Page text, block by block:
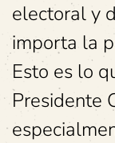
electoral y
importa la
Esto es lo
Presidente